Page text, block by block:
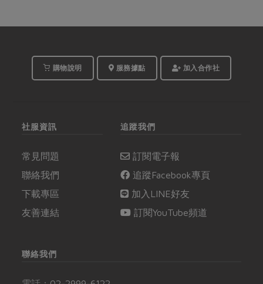
購物說明 服務據點 加入合作社
社服資訊
常見問題
聯絡我們
下載專區
友善連結
追蹤我們
訂閱電子報
追蹤Facebook專頁
加入LINE好友
訂閱YouTube頻道
聯絡我們